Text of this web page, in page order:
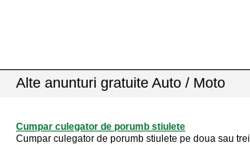
Alte anunturi gratuite Auto / Moto
Cumpar culegator de porumb stiulete
Cumpar culegator de porumb stiulete pe doua sau trei